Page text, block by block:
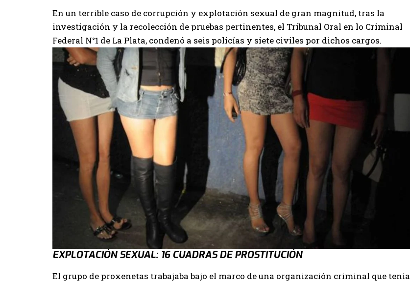
En un terrible caso de corrupción y explotación sexual de gran magnitud, tras la
investigación y la recolección de pruebas pertinentes, el Tribunal Oral en lo Criminal
Federal N°1 de La Plata, condenó a seis policías y siete civiles por dichos cargos.
EXPLOTACIÓN SEXUAL: 16 CUADRAS DE PROSTITUCIÓN
El grupo de proxenetas trabajaba bajo el marco de una organización criminal que tenía